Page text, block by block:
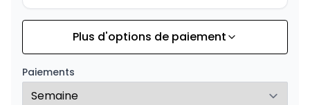
Financement sur 84 mois
0.00 $ d'acompte • 1.99%
À partir de :
Plus d'options de paiement
Paiements